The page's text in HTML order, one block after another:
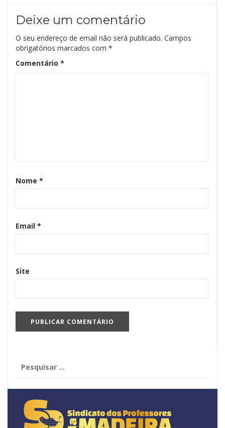
Deixe um comentário
O seu endereço de email não será publicado. Campos
obrigatórios marcados com *
Comentário *
Nome *
Email *
Site
por: